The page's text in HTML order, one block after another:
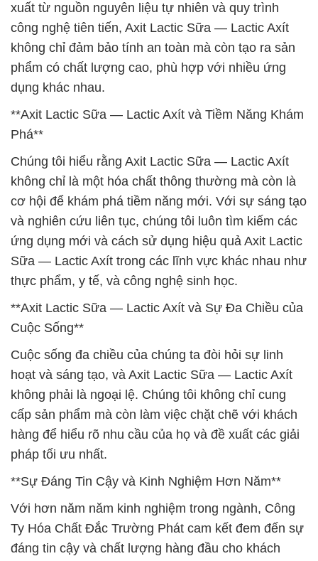
xuất từ nguồn nguyên liệu tự nhiên và quy trình
công nghệ tiên tiến, Axit Lactic Sữa — Lactic Axít
không chỉ đảm bảo tính an toàn mà còn tạo ra sản
phẩm có chất lượng cao, phù hợp với nhiều ứng
dụng khác nhau.
**Axit Lactic Sữa — Lactic Axít và Tiềm Năng Khám
Phá**
Chúng tôi hiểu rằng Axit Lactic Sữa — Lactic Axít
không chỉ là một hóa chất thông thường mà còn là
cơ hội để khám phá tiềm năng mới. Với sự sáng tạo
và nghiên cứu liên tục, chúng tôi luôn tìm kiếm các
ứng dụng mới và cách sử dụng hiệu quả Axit Lactic
Sữa — Lactic Axít trong các lĩnh vực khác nhau như
thực phẩm, y tế, và công nghệ sinh học.
**Axit Lactic Sữa — Lactic Axít và Sự Đa Chiều của
Cuộc Sống**
Cuộc sống đa chiều của chúng ta đòi hỏi sự linh
hoạt và sáng tạo, và Axit Lactic Sữa — Lactic Axít
không phải là ngoại lệ. Chúng tôi không chỉ cung
cấp sản phẩm mà còn làm việc chặt chẽ với khách
hàng để hiểu rõ nhu cầu của họ và đề xuất các giải
pháp tối ưu nhất.
**Sự Đáng Tin Cậy và Kinh Nghiệm Hơn Năm**
Với hơn năm năm kinh nghiệm trong ngành, Công
Ty Hóa Chất Đắc Trường Phát cam kết đem đến sự
đáng tin cậy và chất lượng hàng đầu cho khách